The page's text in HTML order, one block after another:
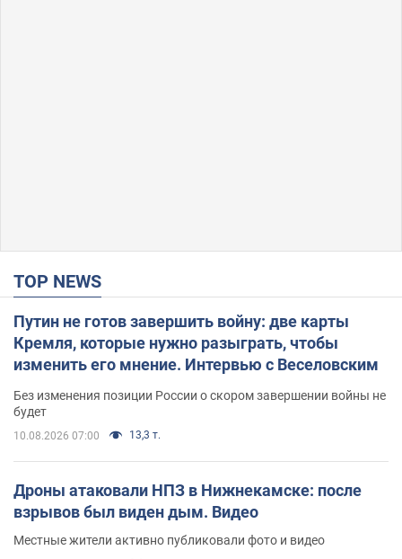
TOP NEWS
Путин не готов завершить войну: две карты
Кремля, которые нужно разыграть, чтобы
изменить его мнение. Интервью с Веселовским
Без изменения позиции России о скором завершении войны не
будет
10.08.2026 07:00 13,3 т.
Дроны атаковали НПЗ в Нижнекамске: после
взрывов был виден дым. Видео
Местные жители активно публиковали фото и видео